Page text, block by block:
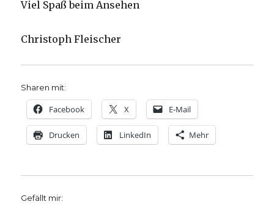
Viel Spaß beim Ansehen
Christoph Fleischer
Sharen mit:
Facebook X E-Mail
Drucken LinkedIn Mehr
Gefällt mir: